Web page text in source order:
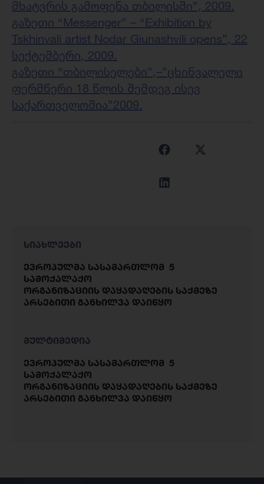
მხატვრის გამოფენა თბილისში”, 2009.
გაზეთი “Messenger” – “Exhibition by
Tskhinvali artist Nodar Giunashvili opens”, 22
სექტემბერი, 2009.
გაზეთი “თბილისელები”,–”ცხინვალელი
ფერმწერი 18 წლის შემდეგ ისევ
საქართველოშია”2009.
სიახლეები
ევროპულმა სასამართლომ 5
სამოქალაქო
ორგანიზაციის დაყადაღების საქმეზე
არსებითი განხილვა დაიწყო
მულტიმედია
ევროპულმა სასამართლომ 5
სამოქალაქო
ორგანიზაციის დაყადაღების საქმეზე
არსებითი განხილვა დაიწყო